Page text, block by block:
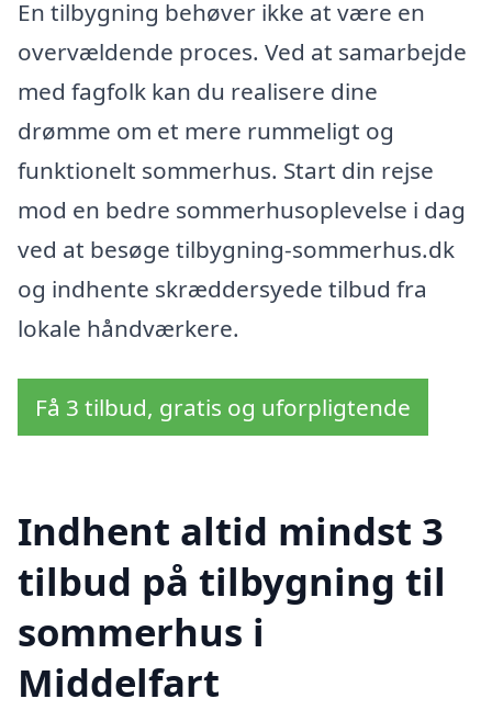
En tilbygning behøver ikke at være en
overvældende proces. Ved at samarbejde
med fagfolk kan du realisere dine
drømme om et mere rummeligt og
funktionelt sommerhus. Start din rejse
mod en bedre sommerhusoplevelse i dag
ved at besøge tilbygning-sommerhus.dk
og indhente skræddersyede tilbud fra
lokale håndværkere.
Få 3 tilbud, gratis og uforpligtende
Indhent altid mindst 3
tilbud på tilbygning til
sommerhus i
Middelfart